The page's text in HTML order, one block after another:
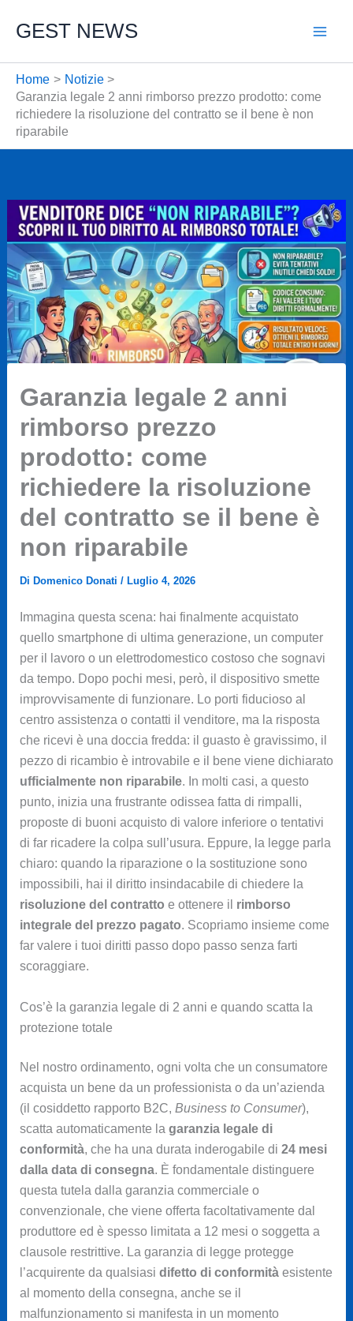
GEST NEWS
Home
Notizie
Garanzia legale 2 anni rimborso prezzo prodotto: come
richiedere la risoluzione del contratto se il bene è non
riparabile
Garanzia legale 2 anni
rimborso prezzo
prodotto: come
richiedere la risoluzione
del contratto se il bene è
non riparabile
Di Domenico Donati / Luglio 4, 2026
Immagina questa scena: hai finalmente acquistato
quello smartphone di ultima generazione, un computer
per il lavoro o un elettrodomestico costoso che sognavi
da tempo. Dopo pochi mesi, però, il dispositivo smette
improvvisamente di funzionare. Lo porti fiducioso al
centro assistenza o contatti il venditore, ma la risposta
che ricevi è una doccia fredda: il guasto è gravissimo, il
pezzo di ricambio è introvabile e il bene viene dichiarato
ufficialmente non riparabile. In molti casi, a questo
punto, inizia una frustrante odissea fatta di rimpalli,
proposte di buoni acquisto di valore inferiore o tentativi
di far ricadere la colpa sull’usura. Eppure, la legge parla
chiaro: quando la riparazione o la sostituzione sono
impossibili, hai il diritto insindacabile di chiedere la
risoluzione del contratto e ottenere il rimborso
integrale del prezzo pagato. Scopriamo insieme come
far valere i tuoi diritti passo dopo passo senza farti
scoraggiare.
Cos’è la garanzia legale di 2 anni e quando scatta la
protezione totale
Nel nostro ordinamento, ogni volta che un consumatore
acquista un bene da un professionista o da un’azienda
(il cosiddetto rapporto B2C, Business to Consumer),
scatta automaticamente la garanzia legale di
conformità, che ha una durata inderogabile di 24 mesi
dalla data di consegna. È fondamentale distinguere
questa tutela dalla garanzia commerciale o
convenzionale, che viene offerta facoltativamente dal
produttore ed è spesso limitata a 12 mesi o soggetta a
clausole restrittive. La garanzia di legge protegge
l’acquirente da qualsiasi difetto di conformitàesistente
al momento della consegna, anche se il
malfunzionamento si manifesta in un momento